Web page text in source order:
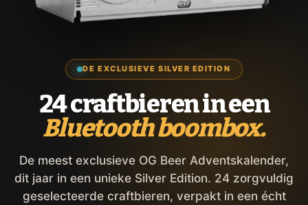
DE EXCLUSIEVE SILVER EDITION
24 craftbieren in een
Bluetooth boombox.
De meest exclusieve OG Beer Adventskalender,
dit jaar in een unieke Silver Edition. 24 zorgvuldig
geselecteerde craftbieren, verpakt in een écht